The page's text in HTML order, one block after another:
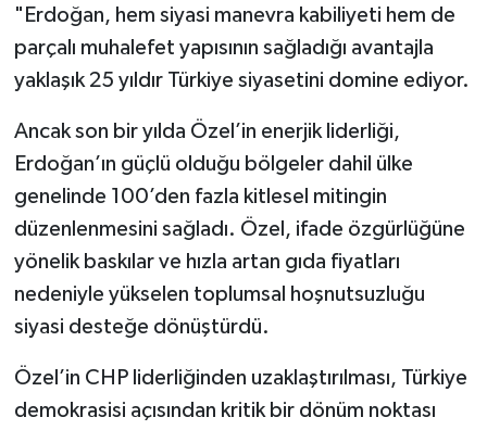
"Erdoğan, hem siyasi manevra kabiliyeti hem de
parçalı muhalefet yapısının sağladığı avantajla
yaklaşık 25 yıldır Türkiye siyasetini domine ediyor.
Ancak son bir yılda Özel’in enerjik liderliği,
Erdoğan’ın güçlü olduğu bölgeler dahil ülke
genelinde 100’den fazla kitlesel mitingin
düzenlenmesini sağladı. Özel, ifade özgürlüğüne
yönelik baskılar ve hızla artan gıda fiyatları
nedeniyle yükselen toplumsal hoşnutsuzluğu
siyasi desteğe dönüştürdü.
Özel’in CHP liderliğinden uzaklaştırılması, Türkiye
demokrasisi açısından kritik bir dönüm noktası